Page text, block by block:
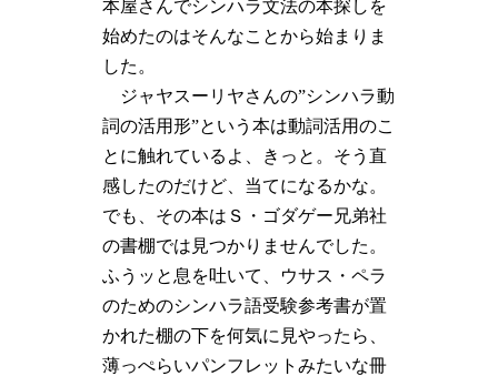
本屋さんでシンハラ文法の本探しを
始めたのはそんなことから始まりま
した。
ジャヤスーリヤさんの”シンハラ動
詞の活用形”という本は動詞活用のこ
とに触れているよ、きっと。そう直
感したのだけど、当てになるかな。
でも、その本はＳ・ゴダゲー兄弟社
の書棚では見つかりませんでした。
ふうッと息を吐いて、ウサス・ペラ
のためのシンハラ語受験参考書が置
かれた棚の下を何気に見やったら、
薄っぺらいパンフレットみたいな冊